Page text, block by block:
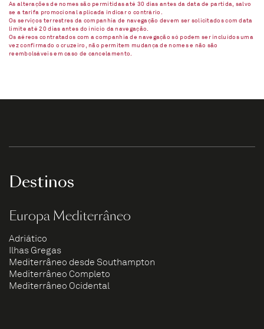
As alterações de nomes são permitidas até 30 dias antes da data de partida, salvo
se a tarifa promocional aplicada indicar o contrário.
Os serviços terrestres da companhia de navegação devem ser solicitados com data
limite até 20 dias antes do início da navegação.
Os aéreos contratados com a companhia de navegação só podem ser incluídos uma
vez confirmado o cruzeiro, não permitem mudança de nomes e não são
reembolsáveis em caso de cancelamento.​
Destinos
Europa Mediterrâneo
Adriático
Ilhas Gregas
Mediterrâneo desde Southampton
Mediterrâneo Completo
Mediterrâneo Ocidental